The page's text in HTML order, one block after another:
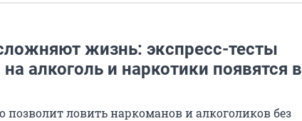
жизнь: экспресс-тесты
алкоголь и наркотики появятся в
позволит ловить наркоманов и алкоголиков без